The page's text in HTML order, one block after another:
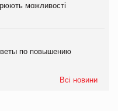
можливості
по повышению
Всі новини